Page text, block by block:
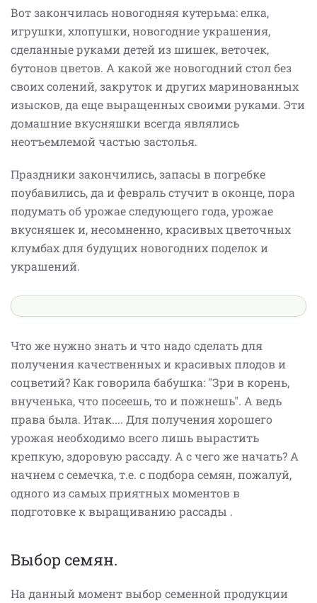
Вот закончилась новогодняя кутерьма: елка,
игрушки, хлопушки, новогодние украшения,
сделанные руками детей из шишек, веточек,
бутонов цветов. А какой же новогодний стол без
своих солений, закруток и других маринованных
изысков, да еще выращенных своими руками. Эти
домашние вкусняшки всегда являлись
неотъемлемой частью застолья.
Праздники закончились, запасы в погребке
поубавились, да и февраль стучит в оконце, пора
подумать об урожае следующего года, урожае
вкусняшек и, несомненно, красивых цветочных
клумбах для будущих новогодних поделок и
украшений.
Что же нужно знать и что надо сделать для
получения качественных и красивых плодов и
соцветий? Как говорила бабушка: "Зри в корень,
внученька, что посеешь, то и пожнешь". А ведь
права была. Итак.... Для получения хорошего
урожая необходимо всего лишь вырастить
крепкую, здоровую рассаду. А с чего же начать? А
начнем с семечка, т.е. с подбора семян, пожалуй,
одного из самых приятных моментов в
подготовке к выращиванию рассады .
Выбор семян.
На данный момент выбор семенной продукции